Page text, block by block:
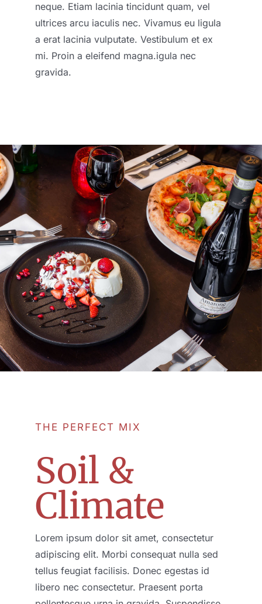
neque. Etiam lacinia tincidunt quam, vel
ultrices arcu iaculis nec. Vivamus eu ligula
a erat lacinia vulputate. Vestibulum et ex
mi. Proin a eleifend magna.igula nec
gravida.
THE PERFECT MIX
Soil &
Climate
Lorem ipsum dolor sit amet, consectetur
adipiscing elit. Morbi consequat nulla sed
tellus feugiat facilisis. Donec egestas id
libero nec consectetur. Praesent porta